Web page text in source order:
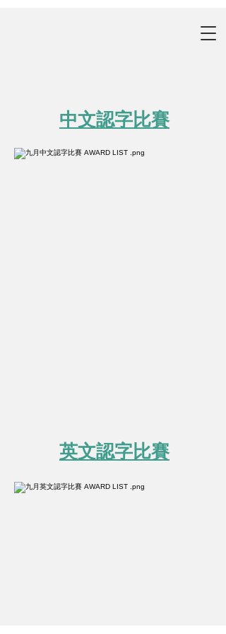
中文認字比賽
英文認字比賽